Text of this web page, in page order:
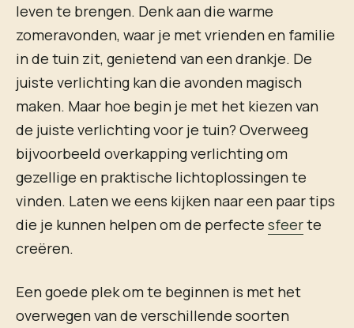
leven te brengen. Denk aan die warme
zomeravonden, waar je met vrienden en familie
in de tuin zit, genietend van een drankje. De
juiste verlichting kan die avonden magisch
maken. Maar hoe begin je met het kiezen van
de juiste verlichting voor je tuin? Overweeg
bijvoorbeeld overkapping verlichting om
gezellige en praktische lichtoplossingen te
vinden. Laten we eens kijken naar een paar tips
die je kunnen helpen om de perfecte sfeerte
creëren.
Een goede plek om te beginnen is met het
overwegen van de verschillende soorten